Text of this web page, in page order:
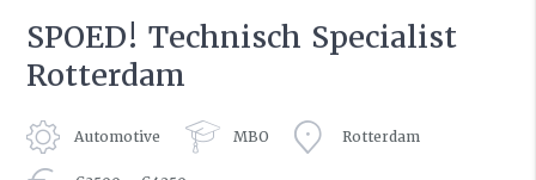
SPOED! Technisch Specialist
Rotterdam
Automotive MBO Rotterdam